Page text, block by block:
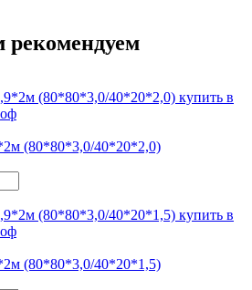
рекомендуем
(80*80*3,0/40*20*2,0)
(80*80*3,0/40*20*1,5)